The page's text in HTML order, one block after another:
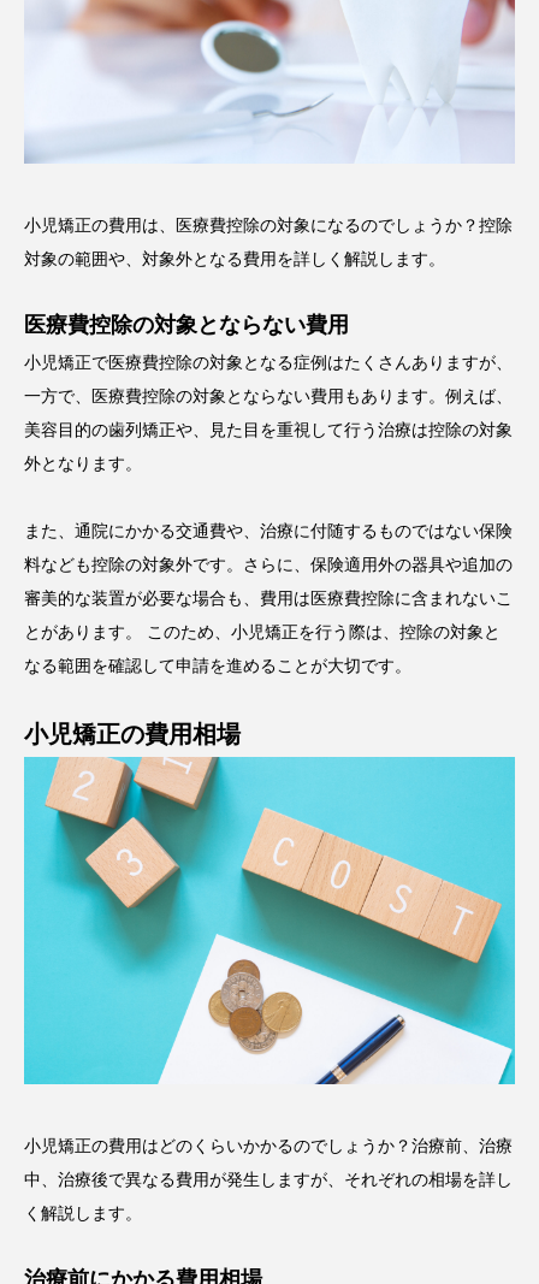
小児矯正の費用は、医療費控除の対象になるのでしょうか？控除
対象の範囲や、対象外となる費用を詳しく解説します。
医療費控除の対象とならない費用
小児矯正で医療費控除の対象となる症例はたくさんありますが、
一方で、医療費控除の対象とならない費用もあります。例えば、
美容目的の歯列矯正や、見た目を重視して行う治療は控除の対象
外となります。
また、通院にかかる交通費や、治療に付随するものではない保険
料なども控除の対象外です。さらに、保険適用外の器具や追加の
審美的な装置が必要な場合も、費用は医療費控除に含まれないこ
とがあります。 このため、小児矯正を行う際は、控除の対象と
なる範囲を確認して申請を進めることが大切です。
小児矯正の費用相場
小児矯正の費用はどのくらいかかるのでしょうか？治療前、治療
中、治療後で異なる費用が発生しますが、それぞれの相場を詳し
く解説します。
治療前にかかる費用相場